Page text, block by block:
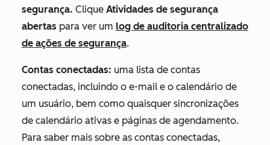
segurança. Clique Atividades de segurança
abertas para ver um log de auditoria centralizado
de ações de segurança.
Contas conectadas: uma lista de contas
conectadas, incluindo o e-mail e o calendário de
um usuário, bem como quaisquer sincronizações
de calendário ativas e páginas de agendamento.
Para saber mais sobre as contas conectadas,